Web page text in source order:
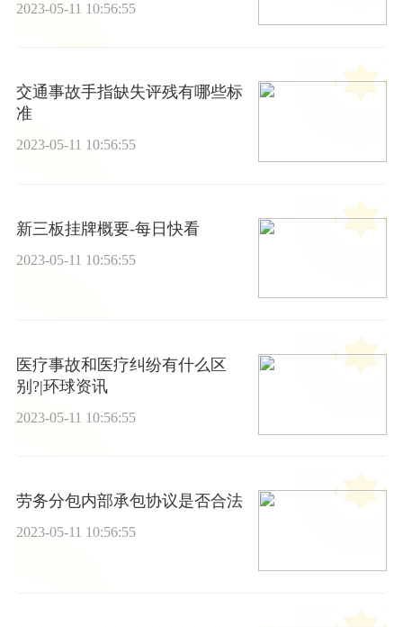
2023-05-11 10:56:55
交通事故手指缺失评残有哪些标
准
2023-05-11 10:56:55
新三板挂牌概要-每日快看
2023-05-11 10:56:55
医疗事故和医疗纠纷有什么区
别?|环球资讯
2023-05-11 10:56:55
劳务分包内部承包协议是否合法
2023-05-11 10:56:55